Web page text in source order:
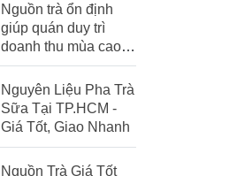
Nguồn trà ổn định
giúp quán duy trì
doanh thu mùa cao
điểm
Nguyên Liệu Pha Trà
Sữa Tại TP.HCM -
Giá Tốt, Giao Nhanh
Nguồn Trà Giá Tốt